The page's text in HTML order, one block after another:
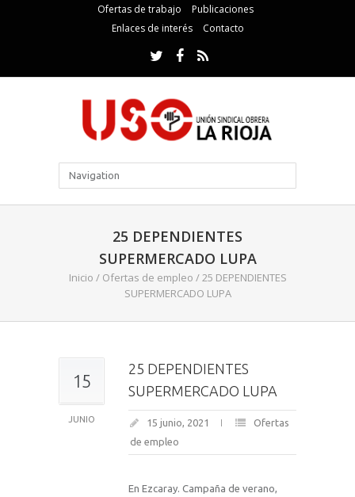
Ofertas de trabajo
Publicaciones
Enlaces de interés
Contacto
25 DEPENDIENTES
SUPERMERCADO LUPA
Inicio / Ofertas de empleo /25 DEPENDIENTES
SUPERMERCADO LUPA
15
JUNIO
25 DEPENDIENTES
SUPERMERCADO LUPA
15 junio, 2021
Ofertas
de empleo
En Ezcaray. Campaña de verano,